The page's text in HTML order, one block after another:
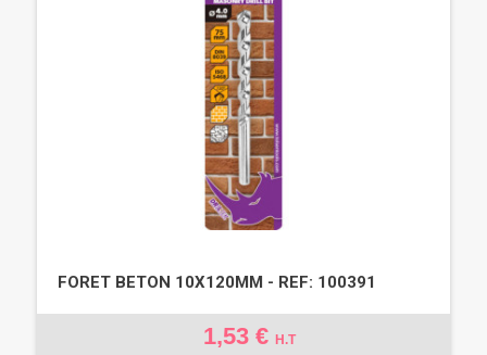
FORET BETON 10X120MM - REF: 100391
1,53 € H.T